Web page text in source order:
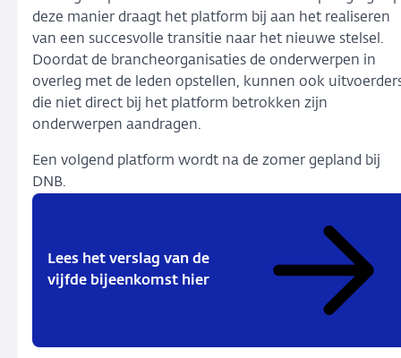
deze manier draagt het platform bij aan het realiseren
van een succesvolle transitie naar het nieuwe stelsel.
Doordat de brancheorganisaties de onderwerpen in
overleg met de leden opstellen, kunnen ook
die niet direct bij het platform betrokken zijn
onderwerpen aandragen.
Een volgend platform wordt na de zomer gepland bij
DNB.
Lees het verslag van de
vijfde bijeenkomst hier